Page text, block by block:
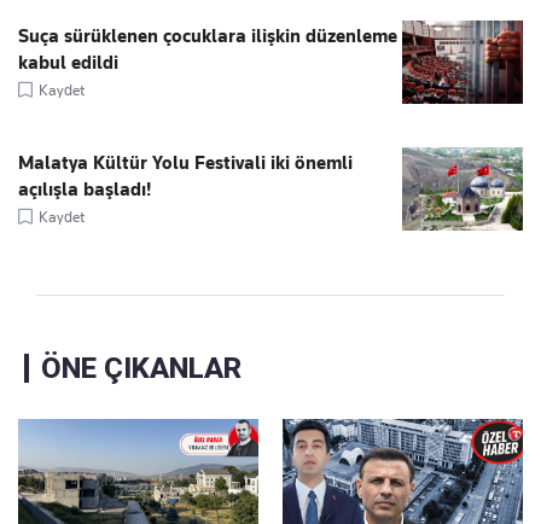
Suça sürüklenen çocuklara ilişkin düzenleme
kabul edildi
Kaydet
Malatya Kültür Yolu Festivali iki önemli
açılışla başladı!
Kaydet
ÖNE ÇIKANLAR